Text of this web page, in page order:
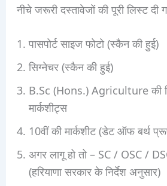
नीचे जरूरी दस्तावेजों की पूरी लिस्ट दी
पासपोर्ट साइज फोटो (स्कैन की हुई)
सिग्नेचर (स्कैन की हुई)
B.Sc (Hons.) Agriculture की
मार्कशीट्स
10वीं की मार्कशीट (डेट ऑफ बर्थ
अगर लागू हो तो – SC / OSC /
(हरियाणा सरकार के निर्देश अनुसार)